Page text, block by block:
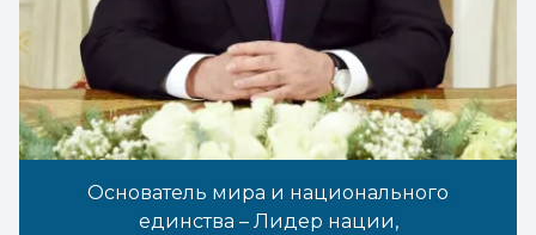
Основатель мира и национального
единства – Лидер нации,